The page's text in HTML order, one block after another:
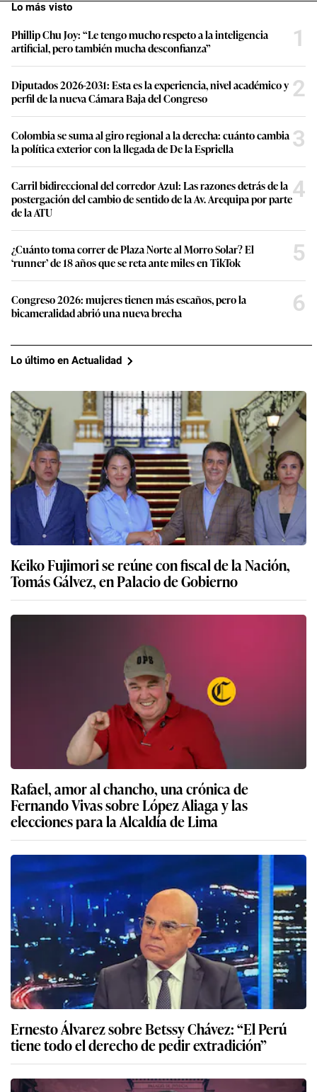
Lo más visto
Phillip Chu Joy: “Le tengo mucho respeto a la inteligencia
artificial, pero también mucha desconfianza”
1
Diputados 2026-2031: Esta es la experiencia, nivel académico y
perfil de la nueva Cámara Baja del Congreso
2
Colombia se suma al giro regional a la derecha: cuánto cambia
la política exterior con la llegada de De la Espriella
3
Carril bidireccional del corredor Azul: Las razones detrás de la
postergación del cambio de sentido de la Av. Arequipa por parte
de la ATU
4
¿Cuánto toma correr de Plaza Norte al Morro Solar? El
‘runner’ de 18 años que se reta ante miles en TikTok
5
Congreso 2026: mujeres tienen más escaños, pero la
bicameralidad abrió una nueva brecha
6
Lo último en Actualidad
Keiko Fujimori se reúne con fiscal de la Nación,
Tomás Gálvez, en Palacio de Gobierno
Rafael, amor al chancho, una crónica de
Fernando Vivas sobre López Aliaga y las
elecciones para la Alcaldía de Lima
Ernesto Álvarez sobre Betssy Chávez: “El Perú
tiene todo el derecho de pedir extradición”